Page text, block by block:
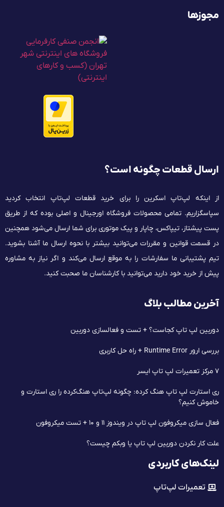
مجوزها
ارسال قطعات چگونه است؟
از اینکه لپ‌تاپ اسکرین را برای خرید قطعات لپ‌تاپ انتخاب کردید
سپاسگزاریم. تمامی محصولات فروشگاه اورجینال و اصلی بوده که از طریق
پست پیشتاز، تیپاکس، چاپار و پیک موتوری برای شما ارسال می‌شود همچنین
در قسمت قوانین و مقررات می‌توانید بیشتر با نحوه ارسال ما آشنا بشوید.
تیم پشتیبانی ما سفارشات را به موقع ارسال می‌کند و اگر نیاز به مشاوره
پیش از خرید خود دارید می‌توانید با کارشناسان ما صحبت کنید.
آخرین مطالب بلاگ
دوربین لپ تاپ کجاست؟ + تست و فعالسازی دوربین
بررسی ارور Runtime Error + راه حل کاربری
۷ مرکز تعمیرات لپ‌ تاپ ایسر
ری استارت لپ تاپ هنگ کرده: چگونه لپ‌تاپ هنگ‌کرده را ری استارت و
خاموش کنیم؟
فعال سازی میکروفون لپ تاپ در ویندوز ۱۱ و ۱۰ + تست میکروفون
علت کار نکردن دوربین لپ تاپ یا وبکم چیست؟
لینک‌های کاربردی
تعمیرات لپ‌تاپ